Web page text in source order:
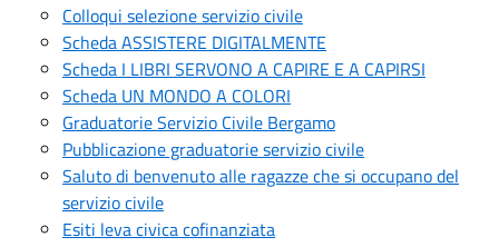
Colloqui selezione servizio civile
Scheda ASSISTERE DIGITALMENTE
Scheda I LIBRI SERVONO A CAPIRE E A CAPIRSI
Scheda UN MONDO A COLORI
Graduatorie Servizio Civile Bergamo
Pubblicazione graduatorie servizio civile
Saluto di benvenuto alle ragazze che si occupano del
servizio civile
Esiti leva civica cofinanziata